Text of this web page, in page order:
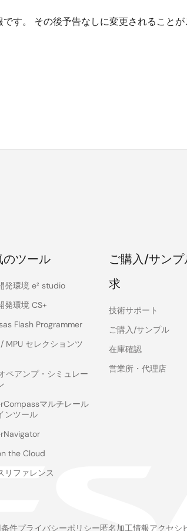
す。 その後予告なしに変更されること
のツール
発環境 e² studio
発環境 CS+
Flash Programmer
MPU セレクションツ
ペアンプ・シミュレー
マルチレール
ンツール
the Cloud
リファレンス
ご購入/サン
求
技術サポート
ご購入/サンプル
在庫確認
営業所・代理店
件プライバシーポリシー匿名加工情報アクセシ